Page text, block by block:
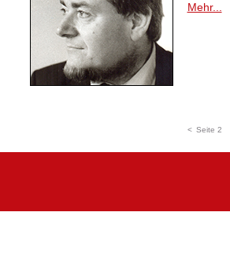
Mehr...
< Seite 2